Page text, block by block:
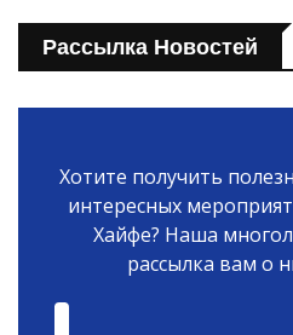
Рассылка Новостей
Хотите получить
интересных
Хайфе? Наша
рассылка вам о